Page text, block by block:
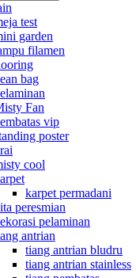
test
garden
filamen
bag
Fan
vip
poster
cool
karpet permadani
peresmian
pelaminan
antrian
tiang antrian bludru
tiang antrian stainless